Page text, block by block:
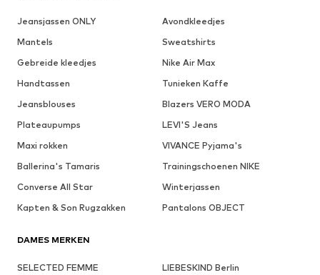
Jeansjassen ONLY
Avondkleedjes
Mantels
Sweatshirts
Gebreide kleedjes
Nike Air Max
Handtassen
Tunieken Kaffe
Jeansblouses
Blazers VERO MODA
Plateaupumps
LEVI'S Jeans
Maxi rokken
VIVANCE Pyjama's
Ballerina's Tamaris
Trainingschoenen NIKE
Converse All Star
Winterjassen
Kapten & Son Rugzakken
Pantalons OBJECT
DAMES MERKEN
SELECTED FEMME
LIEBESKIND Berlin